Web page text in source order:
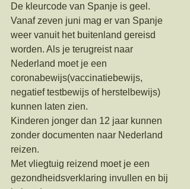
De kleurcode van Spanje is geel.
Vanaf zeven juni mag er van Spanje
weer vanuit het buitenland gereisd
worden. Als je terugreist naar
Nederland moet je een
coronabewijs(vaccinatiebewijs,
negatief testbewijs of herstelbewijs)
kunnen laten zien.
Kinderen jonger dan 12 jaar kunnen
zonder documenten naar Nederland
reizen.
Met vliegtuig reizend moet je een
gezondheidsverklaring invullen en bij